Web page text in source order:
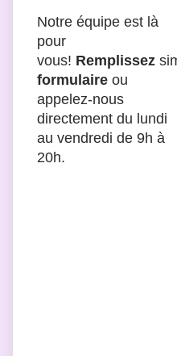
Notre équipe est là
pour
vous! Remplissez
formulaire ou
appelez-nous
directement du lundi
au vendredi de 9h à
20h.